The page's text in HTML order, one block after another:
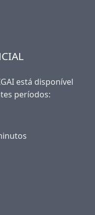
está disponível
períodos: